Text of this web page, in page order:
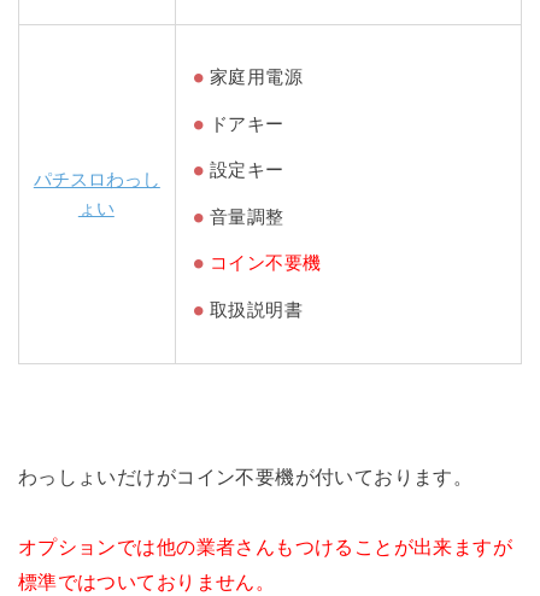
パチスロわっし
ょい
家庭用電源
ドアキー
設定キー
音量調整
コイン不要機
取扱説明書
わっしょいだけがコイン不要機が付いております。
オプションでは他の業者さんもつけることが出来ますが
標準ではついておりません。